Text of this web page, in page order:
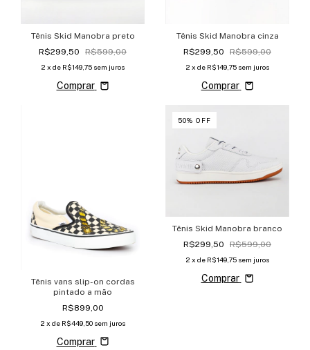
Tênis Skid Manobra preto
R$299,50
R$599,00
2 x de R$149,75 sem juros
Comprar
Tênis Skid Manobra cinza
R$299,50
R$599,00
2 x de R$149,75 sem juros
Comprar
Tênis vans slip-on cordas
pintado a mão
R$899,00
2 x de R$449,50 sem juros
Comprar
50% OFF
Tênis Skid Manobra branco
R$299,50
R$599,00
2 x de R$149,75 sem juros
Comprar